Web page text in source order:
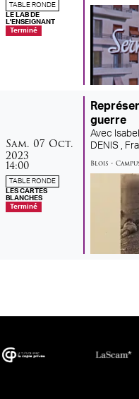
TABLE RONDE
LE LAB DE
L'ENSEIGNANT
Terminé
samedi
Sam. 07 octobre
Oct.
2023
14:00
TABLE RONDE
LES CARTES
BLANCHES
Terminé
guerre
Avec
DENIS ,
Blois •